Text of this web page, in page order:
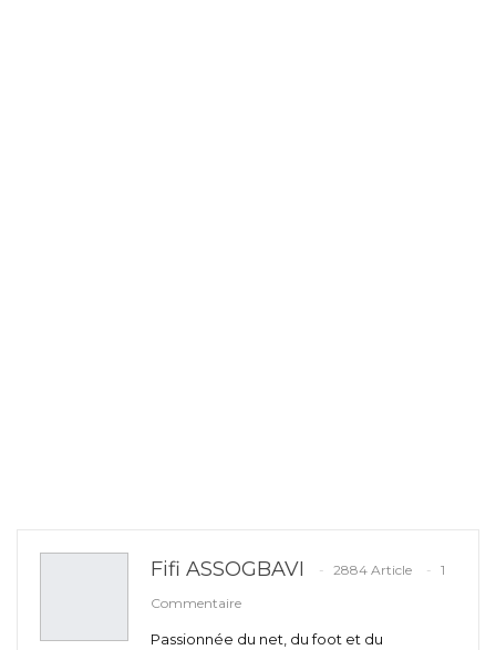
Fifi ASSOGBAVI 2884 Article
1
Commentaire
Passionnée du net, du foot et du